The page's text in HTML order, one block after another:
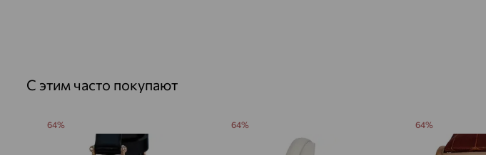
С этим часто покупают
64% 64% 64%